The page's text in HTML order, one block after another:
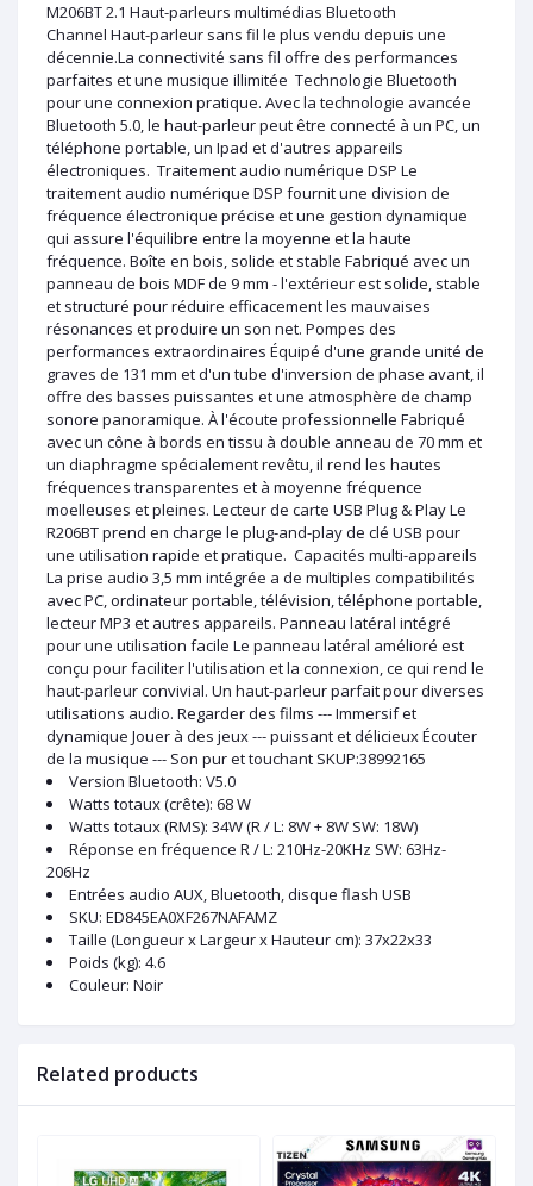
M206BT 2.1 Haut-parleurs multimédias Bluetooth
Channel Haut-parleur sans fil le plus vendu depuis une
décennie.La connectivité sans fil offre des performances
parfaites et une musique illimitée Technologie Bluetooth
pour une connexion pratique. Avec la technologie avancée
Bluetooth 5.0, le haut-parleur peut être connecté à un PC, un
téléphone portable, un Ipad et d'autres appareils
électroniques. Traitement audio numérique DSP Le
traitement audio numérique DSP fournit une division de
fréquence électronique précise et une gestion dynamique
qui assure l'équilibre entre la moyenne et la haute
fréquence. Boîte en bois, solide et stable Fabriqué avec un
panneau de bois MDF de 9 mm - l'extérieur est solide, stable
et structuré pour réduire efficacement les mauvaises
résonances et produire un son net. Pompes des
performances extraordinaires Équipé d'une grande unité de
graves de 131 mm et d'un tube d'inversion de phase avant, il
offre des basses puissantes et une atmosphère de champ
sonore panoramique. À l'écoute professionnelle Fabriqué
avec un cône à bords en tissu à double anneau de 70 mm et
un diaphragme spécialement revêtu, il rend les hautes
fréquences transparentes et à moyenne fréquence
moelleuses et pleines. Lecteur de carte USB Plug & Play Le
R206BT prend en charge le plug-and-play de clé USB pour
une utilisation rapide et pratique. Capacités multi-appareils
La prise audio 3,5 mm intégrée a de multiples compatibilités
avec PC, ordinateur portable, télévision, téléphone portable,
lecteur MP3 et autres appareils. Panneau latéral intégré
pour une utilisation facile Le panneau latéral amélioré est
conçu pour faciliter l'utilisation et la connexion, ce qui rend le
haut-parleur convivial. Un haut-parleur parfait pour diverses
utilisations audio. Regarder des films --- Immersif et
dynamique Jouer à des jeux --- puissant et délicieux Écouter
de la musique --- Son pur et touchant SKUP:38992165
Version Bluetooth: V5.0
Watts totaux (crête): 68 W
Watts totaux (RMS): 34W (R / L: 8W + 8W SW: 18W)
Réponse en fréquence R / L: 210Hz-20KHz SW: 63Hz-
206Hz
Entrées audio AUX, Bluetooth, disque flash USB
SKU: ED845EA0XF267NAFAMZ
Taille (Longueur x Largeur x Hauteur cm): 37x22x33
Poids (kg): 4.6
Couleur: Noir
Related products